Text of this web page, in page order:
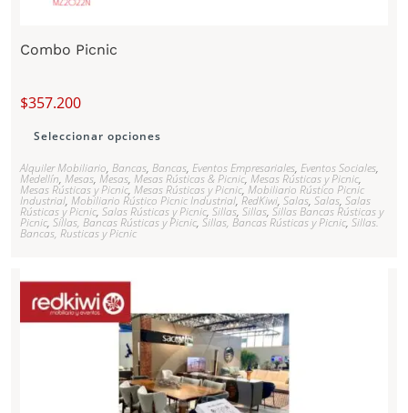
Combo Picnic
$357.200
Seleccionar opciones
Alquiler Mobiliario,Bancas,Bancas,Eventos Empresariales,Eventos Sociales,
Medellín,Mesas,Mesas,Mesas Rústicas & Picnic,Mesas Rústicas y Picnic,
Mesas Rústicas y Picnic,Mesas Rústicas y Picnic,Mobiliario Rústico Picnic
Industrial,Mobiliario Rústico Picnic Industrial,RedKiwi,Salas,Salas,Salas
Rústicas y Picnic,Salas Rústicas y Picnic,Sillas,Sillas,Sillas Bancas Rústicas y
Picnic,Sillas, Bancas Rústicas y Picnic,Sillas, Bancas Rústicas y Picnic,Sillas.
Bancas, Rusticas y Picnic